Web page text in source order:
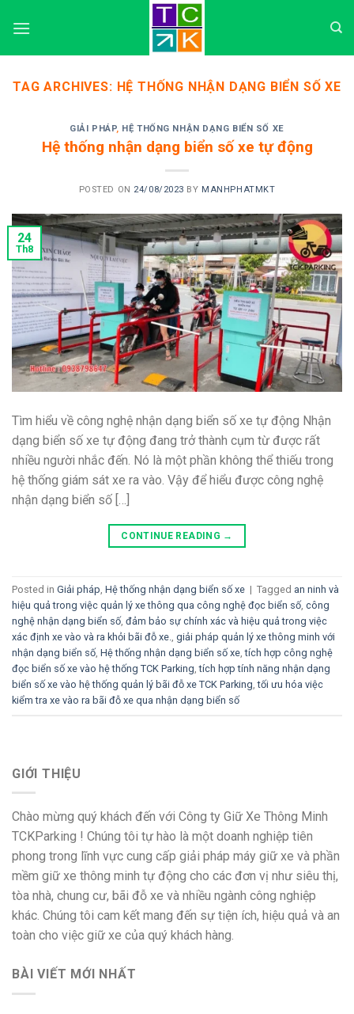
TAG ARCHIVES: HỆ THỐNG NHẬN DẠNG BIỂN SỐ XE
GIẢI PHÁP, HỆ THỐNG NHẬN DẠNG BIỂN SỐ XE
Hệ thống nhận dạng biển số xe tự động
POSTED ON 24/08/2023 BY MANHPHATMKT
24
Th8
Tìm hiểu về công nghệ nhận dạng biển số xe tự động Nhận
dạng biển số xe tự động đang trở thành cụm từ được rất
nhiều người nhắc đến. Nó là một phần không thể thiếu trong
hệ thống giám sát xe ra vào. Vậy để hiểu được công nghệ
nhận dạng biển số […]
CONTINUE READING →
Posted in Giải pháp, Hệ thống nhận dạng biển số xe | Tagged an ninh và
hiệu quả trong việc quản lý xe thông qua công nghệ đọc biển số, công
nghệ nhận dạng biển số, đảm bảo sự chính xác và hiệu quả trong việc
xác định xe vào và ra khỏi bãi đỗ xe., giải pháp quản lý xe thông minh với
nhận dạng biển số, Hệ thống nhận dạng biển số xe,tích hợp công nghệ
đọc biển số xe vào hệ thống TCK Parking,tích hợp tính năng nhận dạng
biển số xe vào hệ thống quản lý bãi đỗ xe TCK Parking,tối ưu hóa việc
kiểm tra xe vào ra bãi đỗ xe qua nhận dạng biển số
GIỚI THIỆU
Chào mừng quý khách đến với Công ty Giữ Xe Thông Minh
TCKParking ! Chúng tôi tự hào là một doanh nghiệp tiên
phong trong lĩnh vực cung cấp giải pháp máy giữ xe và phần
mềm giữ xe thông minh tự động cho các đơn vị như siêu thị,
tòa nhà, chung cư, bãi đỗ xe và nhiều ngành công nghiệp
khác. Chúng tôi cam kết mang đến sự tiện ích, hiệu quả và an
toàn cho việc giữ xe của quý khách hàng.
BÀI VIẾT MỚI NHẤT